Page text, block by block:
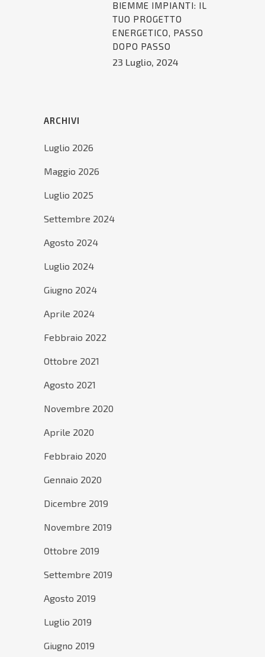
BIEMME IMPIANTI: IL
TUO PROGETTO
ENERGETICO, PASSO
DOPO PASSO
23 Luglio, 2024
ARCHIVI
Luglio 2026
Maggio 2026
Luglio 2025
Settembre 2024
Agosto 2024
Luglio 2024
Giugno 2024
Aprile 2024
Febbraio 2022
Ottobre 2021
Agosto 2021
Novembre 2020
Aprile 2020
Febbraio 2020
Gennaio 2020
Dicembre 2019
Novembre 2019
Ottobre 2019
Settembre 2019
Agosto 2019
Luglio 2019
Giugno 2019